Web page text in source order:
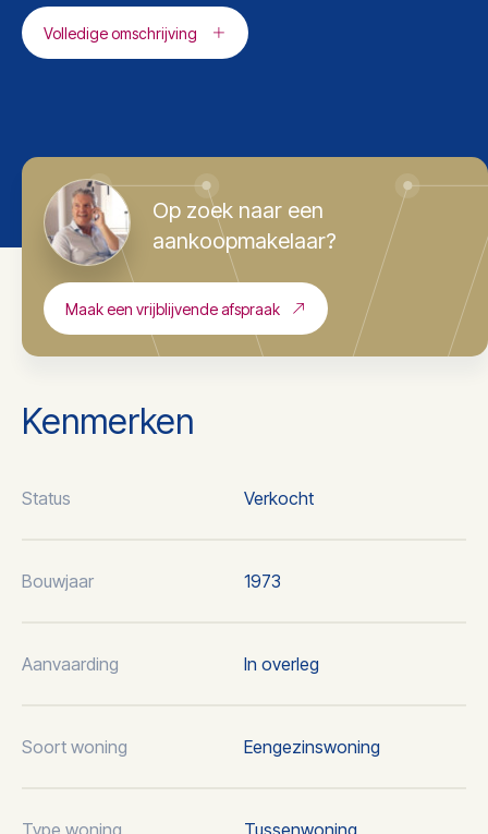
Volledige omschrijving
Op zoek naar een
aankoopmakelaar?
Maak een vrijblijvende afspraak
Kenmerken
Status Verkocht
Bouwjaar 1973
Aanvaarding In overleg
Soort woning Eengezinswoning
Type woning Tussenwoning